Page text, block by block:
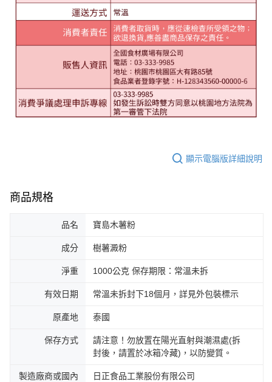
顯示電腦版詳細說明
商品規格
品名 寶島木薯粉
成分 樹薯澱粉
淨重 1000公克 保存期限：常溫未拆
有效日期 常溫未拆封下18個月，詳見外包裝標示
原產地 泰國
保存方式
請注意！勿放置在陽光直射與潮濕處(拆
封後，請置於冰箱冷藏)，以防變質。
製造廠商或國內
日正食品工業股份有限公司